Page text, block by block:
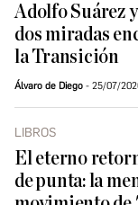
Adolfo Suárez
dos miradas
la Transición
Álvaro de Diego 25/07/
LIBROS
El eterno
de punta: la